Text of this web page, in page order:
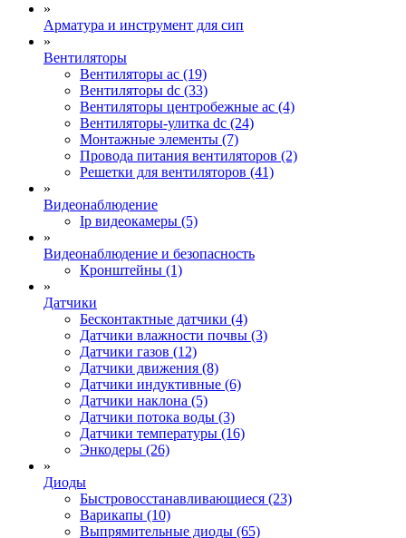
»
Арматура и инструмент для сип
»
Вентиляторы
Вентиляторы ac (19)
Вентиляторы dc (33)
Вентиляторы центробежные ac (4)
Вентиляторы-улитка dc (24)
Монтажные элементы (7)
Провода питания вентиляторов (2)
Решетки для вентиляторов (41)
»
Видеонаблюдение
Ip видеокамеры (5)
»
Видеонаблюдение и безопасность
Кронштейны (1)
»
Датчики
Бесконтактные датчики (4)
Датчики влажности почвы (3)
Датчики газов (12)
Датчики движения (8)
Датчики индуктивные (6)
Датчики наклона (5)
Датчики потока воды (3)
Датчики температуры (16)
Энкодеры (26)
»
Диоды
Быстровосстанавливающиеся (23)
Варикапы (10)
Выпрямительные диоды (65)